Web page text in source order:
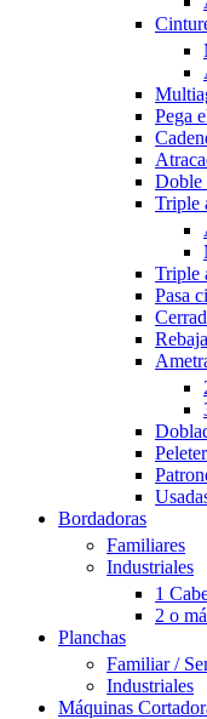
Pega
Doble
Triple
Triple
Pasa
Bordadoras
Familiares
Industriales
1
2 o
Planchas
Familiar /
Industriales
Máquinas